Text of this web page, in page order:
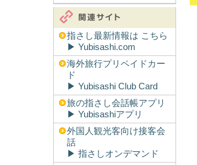
指さし最新情報は こちら
▶︎ Yubisashi.com
海外旅行プリペイドカー
ド
▶︎ Yubisashi Club Card
旅の指さし会話帳アプリ
▶︎ Yubisashiアプリ
外国人観光客向け接客会
話
▶︎ 指さしオンデマンド